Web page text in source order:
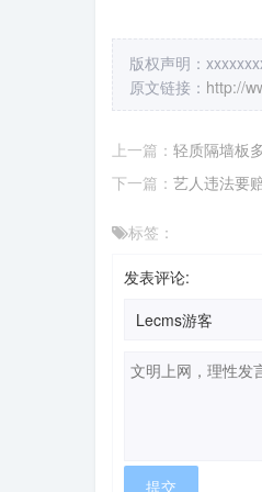
版权声明：
原文链接： http://
上一篇： 轻质隔墙板
下一篇： 艺人违法要
标签：
发表评论: